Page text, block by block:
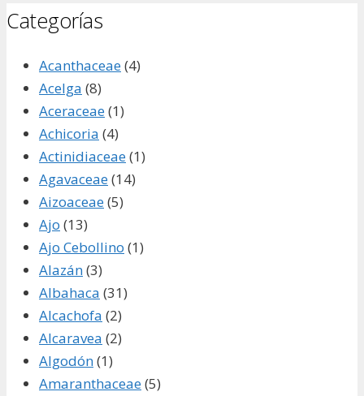
Categorías
Acanthaceae(4)
Acelga (8)
Aceraceae(1)
Achicoria (4)
Actinidiaceae(1)
Agavaceae(14)
Aizoaceae(5)
Ajo (13)
Ajo Cebollino (1)
Alazán(3)
Albahaca (31)
Alcachofa (2)
Alcaravea (2)
Algodón(1)
Amaranthaceae(5)